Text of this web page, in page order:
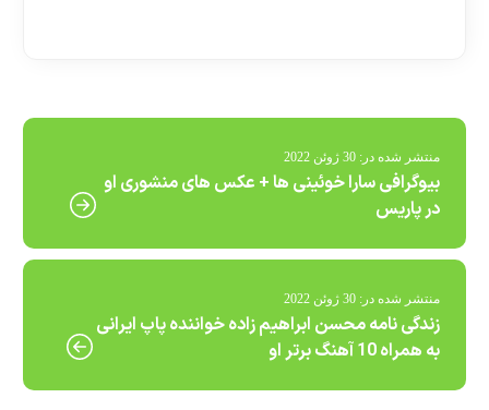
منتشر شده در: 30 ژوئن 2022
بیوگرافی سارا خوئینی‌ ها + عکس های منشوری او
در پاریس
منتشر شده در: 30 ژوئن 2022
زندگی نامه محسن ابراهیم زاده خواننده پاپ ایرانی
به همراه 10 آهنگ برتر او